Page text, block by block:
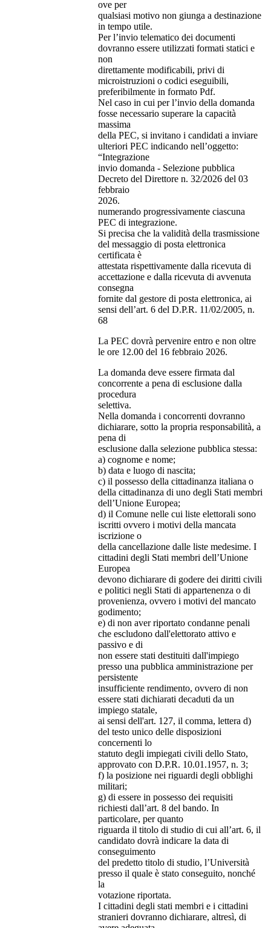
ove per
qualsiasi motivo non giunga a destinazione
in tempo utile.
Per l’invio telematico dei documenti
dovranno essere utilizzati formati statici e
non
direttamente modificabili, privi di
microistruzioni o codici eseguibili,
preferibilmente in formato Pdf.
Nel caso in cui per l’invio della domanda
fosse necessario superare la capacità
massima
della PEC, si invitano i candidati a inviare
ulteriori PEC indicando nell’oggetto:
“Integrazione
invio domanda - Selezione pubblica
Decreto del Direttore n. 32/2026 del 03
febbraio
2026.
numerando progressivamente ciascuna
PEC di integrazione.
Si precisa che la validità della trasmissione
del messaggio di posta elettronica
certificata è
attestata rispettivamente dalla ricevuta di
accettazione e dalla ricevuta di avvenuta
consegna
fornite dal gestore di posta elettronica, ai
sensi dell’art. 6 del D.P.R. 11/02/2005, n.
68
La PEC dovrà pervenire entro e non oltre
le ore 12.00 del 16 febbraio 2026.
La domanda deve essere firmata dal
concorrente a pena di esclusione dalla
procedura
selettiva.
Nella domanda i concorrenti dovranno
dichiarare, sotto la propria responsabilità, a
pena di
esclusione dalla selezione pubblica stessa:
a) cognome e nome;
b) data e luogo di nascita;
c) il possesso della cittadinanza italiana o
della cittadinanza di uno degli Stati membri
dell’Unione Europea;
d) il Comune nelle cui liste elettorali sono
iscritti ovvero i motivi della mancata
iscrizione o
della cancellazione dalle liste medesime. I
cittadini degli Stati membri dell’Unione
Europea
devono dichiarare di godere dei diritti civili
e politici negli Stati di appartenenza o di
provenienza, ovvero i motivi del mancato
godimento;
e) di non aver riportato condanne penali
che escludono dall'elettorato attivo e
passivo e di
non essere stati destituiti dall'impiego
presso una pubblica amministrazione per
persistente
insufficiente rendimento, ovvero di non
essere stati dichiarati decaduti da un
impiego statale,
ai sensi dell'art. 127, il comma, lettera d)
del testo unico delle disposizioni
concernenti lo
statuto degli impiegati civili dello Stato,
approvato con D.P.R. 10.01.1957, n. 3;
f) la posizione nei riguardi degli obblighi
militari;
g) di essere in possesso dei requisiti
richiesti dall’art. 8 del bando. In
particolare, per quanto
riguarda il titolo di studio di cui all’art. 6, il
candidato dovrà indicare la data di
conseguimento
del predetto titolo di studio, l’Università
presso il quale è stato conseguito, nonché
la
votazione riportata.
I cittadini degli stati membri e i cittadini
stranieri dovranno dichiarare, altresì, di